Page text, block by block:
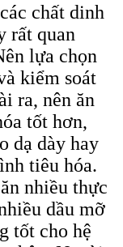
chất dinh
rất quan
lựa chọn
kiểm soát
ra, nên ăn
tốt hơn,
dạ dày hay
tiêu hóa.
nhiều thực
dầu mỡ
tốt cho hệ